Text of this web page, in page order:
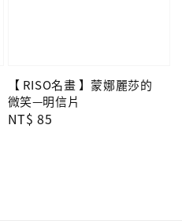
【 RISO名畫 】蒙娜麗莎的
微笑—明信片
Regular
NT$ 85